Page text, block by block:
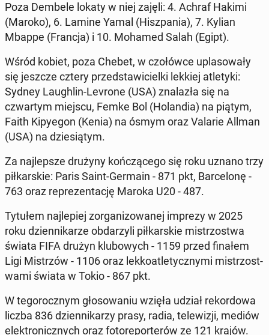
Poza Dembele lokaty w niej zajęli: 4. Achraf Hakimi
(Maroko), 6. Lamine Yamal (Hisz­pa­nia), 7. Kylian
Mbappe (Francja) i 10. Mohamed Salah (Egipt).
Wśród kobiet, poza Chebet, w czołów­ce up­la­sowały
się jeszcze cztery przed­staw­iciel­ki lekkiej atle­ty­ki:
Sydney Laugh­lin-Levrone (USA) znalazła się na
czwartym miejscu, Femke Bol (Holan­dia) na piątym,
Faith Kipye­gon (Kenia) na ósmym oraz Valarie Allman
(USA) na dziesią­tym.
Za na­jlep­sze drużyny kończącego się roku uznano trzy
piłkarskie: Paris Saint-Germain - 871 pkt, Barcelonę -
763 oraz reprezen­tację Maroka U20 - 487.
Tytułem na­jlepiej zor­ga­ni­zowanej imprezy w 2025
roku dzi­en­nikarze ob­darzyli piłkarskie mis­tr­zost­wa
świata FIFA drużyn klubowych - 1159 przed finałem
Ligi Mis­trzów - 1106 oraz lekkoatle­ty­czny­mi mis­tr­zost­
wa­mi świata w Tokio - 867 pkt.
W tegorocznym głosowa­niu wzięła udział reko­r­dowa
liczba 836 dzi­en­nikarzy prasy, radia, telewiz­ji, mediów
elek­tron­icznych oraz fo­tore­porterów ze 121 krajów.